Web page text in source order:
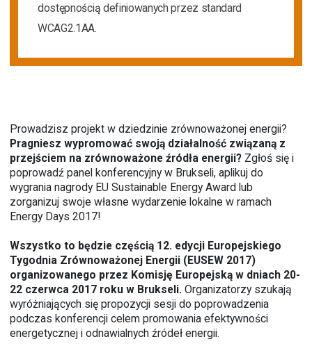
dostępnością definiowanych przez standard
WCAG2.1AA.
Prowadzisz projekt w dziedzinie zrównoważonej energii?
Pragniesz wypromować swoją działalność związaną z
przejściem na zrównoważone źródła energii? Zgłoś się i
poprowadź panel konferencyjny w Brukseli, aplikuj do
wygrania nagrody EU Sustainable Energy Award lub
zorganizuj swoje własne wydarzenie lokalne w ramach
Energy Days 2017!
Wszystko to będzie częścią 12. edycji Europejskiego
Tygodnia Zrównoważonej Energii (EUSEW 2017)
organizowanego przez Komisję Europejską w dniach 20-
22 czerwca 2017 roku w Brukseli. Organizatorzy szukają
wyróżniających się propozycji sesji do poprowadzenia
podczas konferencji celem promowania efektywności
energetycznej i odnawialnych źródeł energii.